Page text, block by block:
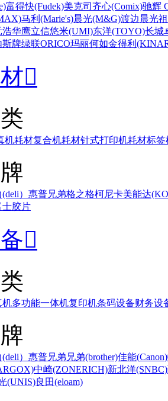
富得快(Fudek)美克司 齐心(Comix)驰辉
马利(Marie's)晨光(M&G)渡边 晨光
浩华鹰立信悠米(UMI)东洋(TOYO)长城
斯牌绿联ORICO玛丽何如金得利

机耗材复合机耗材针式打印机耗材标签
） 惠普兄弟格之格柯尼卡美能达
士胶片

机多功能一体机复印机条码设备财务设
） 惠普兄弟 兄弟(brother)佳能(Canon)
中崎(ZONERICH)新北洋(SNBC)
(UNIS)良田(eloam)